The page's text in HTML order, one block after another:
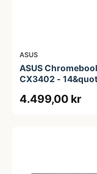
ASUS
ASUS
CX3402 - 14&quot;
4.499,00 kr